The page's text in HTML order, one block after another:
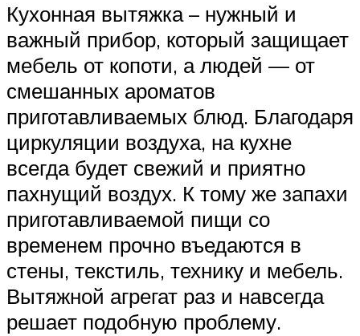
Кухонная вытяжка – нужный и
важный прибор, который защищает
мебель от копоти, а людей — от
смешанных ароматов
приготавливаемых блюд. Благодаря
циркуляции воздуха, на кухне
всегда будет свежий и приятно
пахнущий воздух. К тому же запахи
приготавливаемой пищи со
временем прочно въедаются в
стены, текстиль, технику и мебель.
Вытяжной агрегат раз и навсегда
решает подобную проблему.